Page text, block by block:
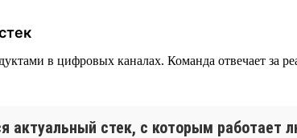
в цифровых каналах. Команда отвечает за
актуальный стек, с которым